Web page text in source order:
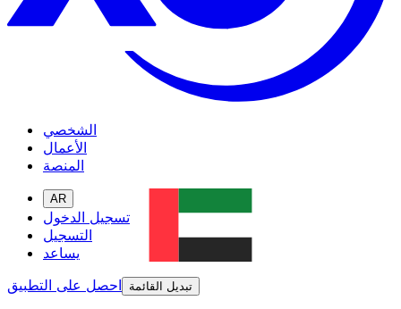
الشخصي
الأعمال
المنصة
AR
تسجيل الدخول
التسجيل
يساعد
احصل على التطبيق
تبديل القائمة